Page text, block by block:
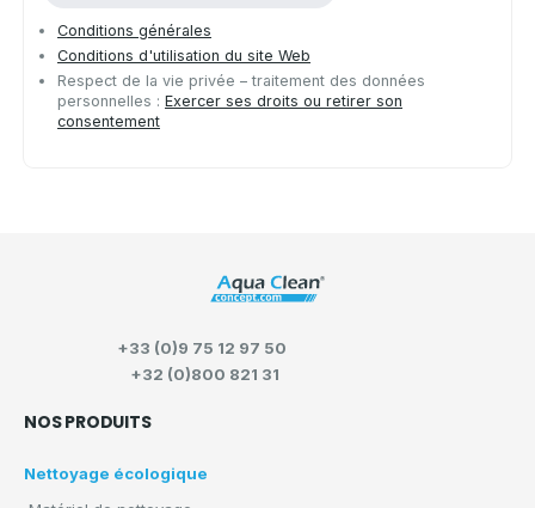
Conditions générales
Conditions d'utilisation du site Web
Respect de la vie privée – traitement des données
personnelles : Exercer ses droits ou retirer son
consentement
NOS PRODUITS
Nettoyage écologique
+33 (0)9 75 12 97 50
+32 (0)800 821 31